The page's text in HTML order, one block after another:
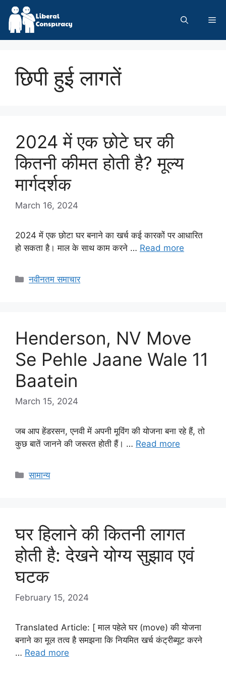
Skip
content
छिपी हुई लागतें
2024 में एक छोटे घर की
कितनी कीमत होती है? मूल्य
मार्गदर्शक
March 16, 2024
2024 में एक छोटा घर बनाने का खर्च कई कारकों पर आधारित
हो सकता है। माल के साथ काम करने … Read more
Categories
नवीनतम समाचार
Henderson, NV Move
Se Pehle Jaane Wale 11
Baatein
March 15, 2024
जब आप हेंडरसन, एनवी में अपनी मूविंग की योजना बना रहे हैं, तो
कुछ बातें जानने की जरूरत होती हैं। … Read more
Categories
सामान्य
घर हिलाने की कितनी लागत
होती है: देखने योग्य सुझाव एवं
घटक
February 15, 2024
Translated Article: [ माल पहेले घर (move) की योजना
बनाने का मूल तत्व है समझना कि नियमित खर्च कंट्रीब्यूट करने
… Read more